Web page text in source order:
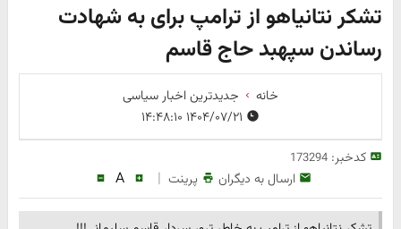
تشکر نتانیاهو از ترامپ برای به شهادت
رساندن سپهبد حاج قاسم
خانه
جدیدترین اخبار سیاسی
کدخبر:173294
ارسال به دیگران پرینت |
A